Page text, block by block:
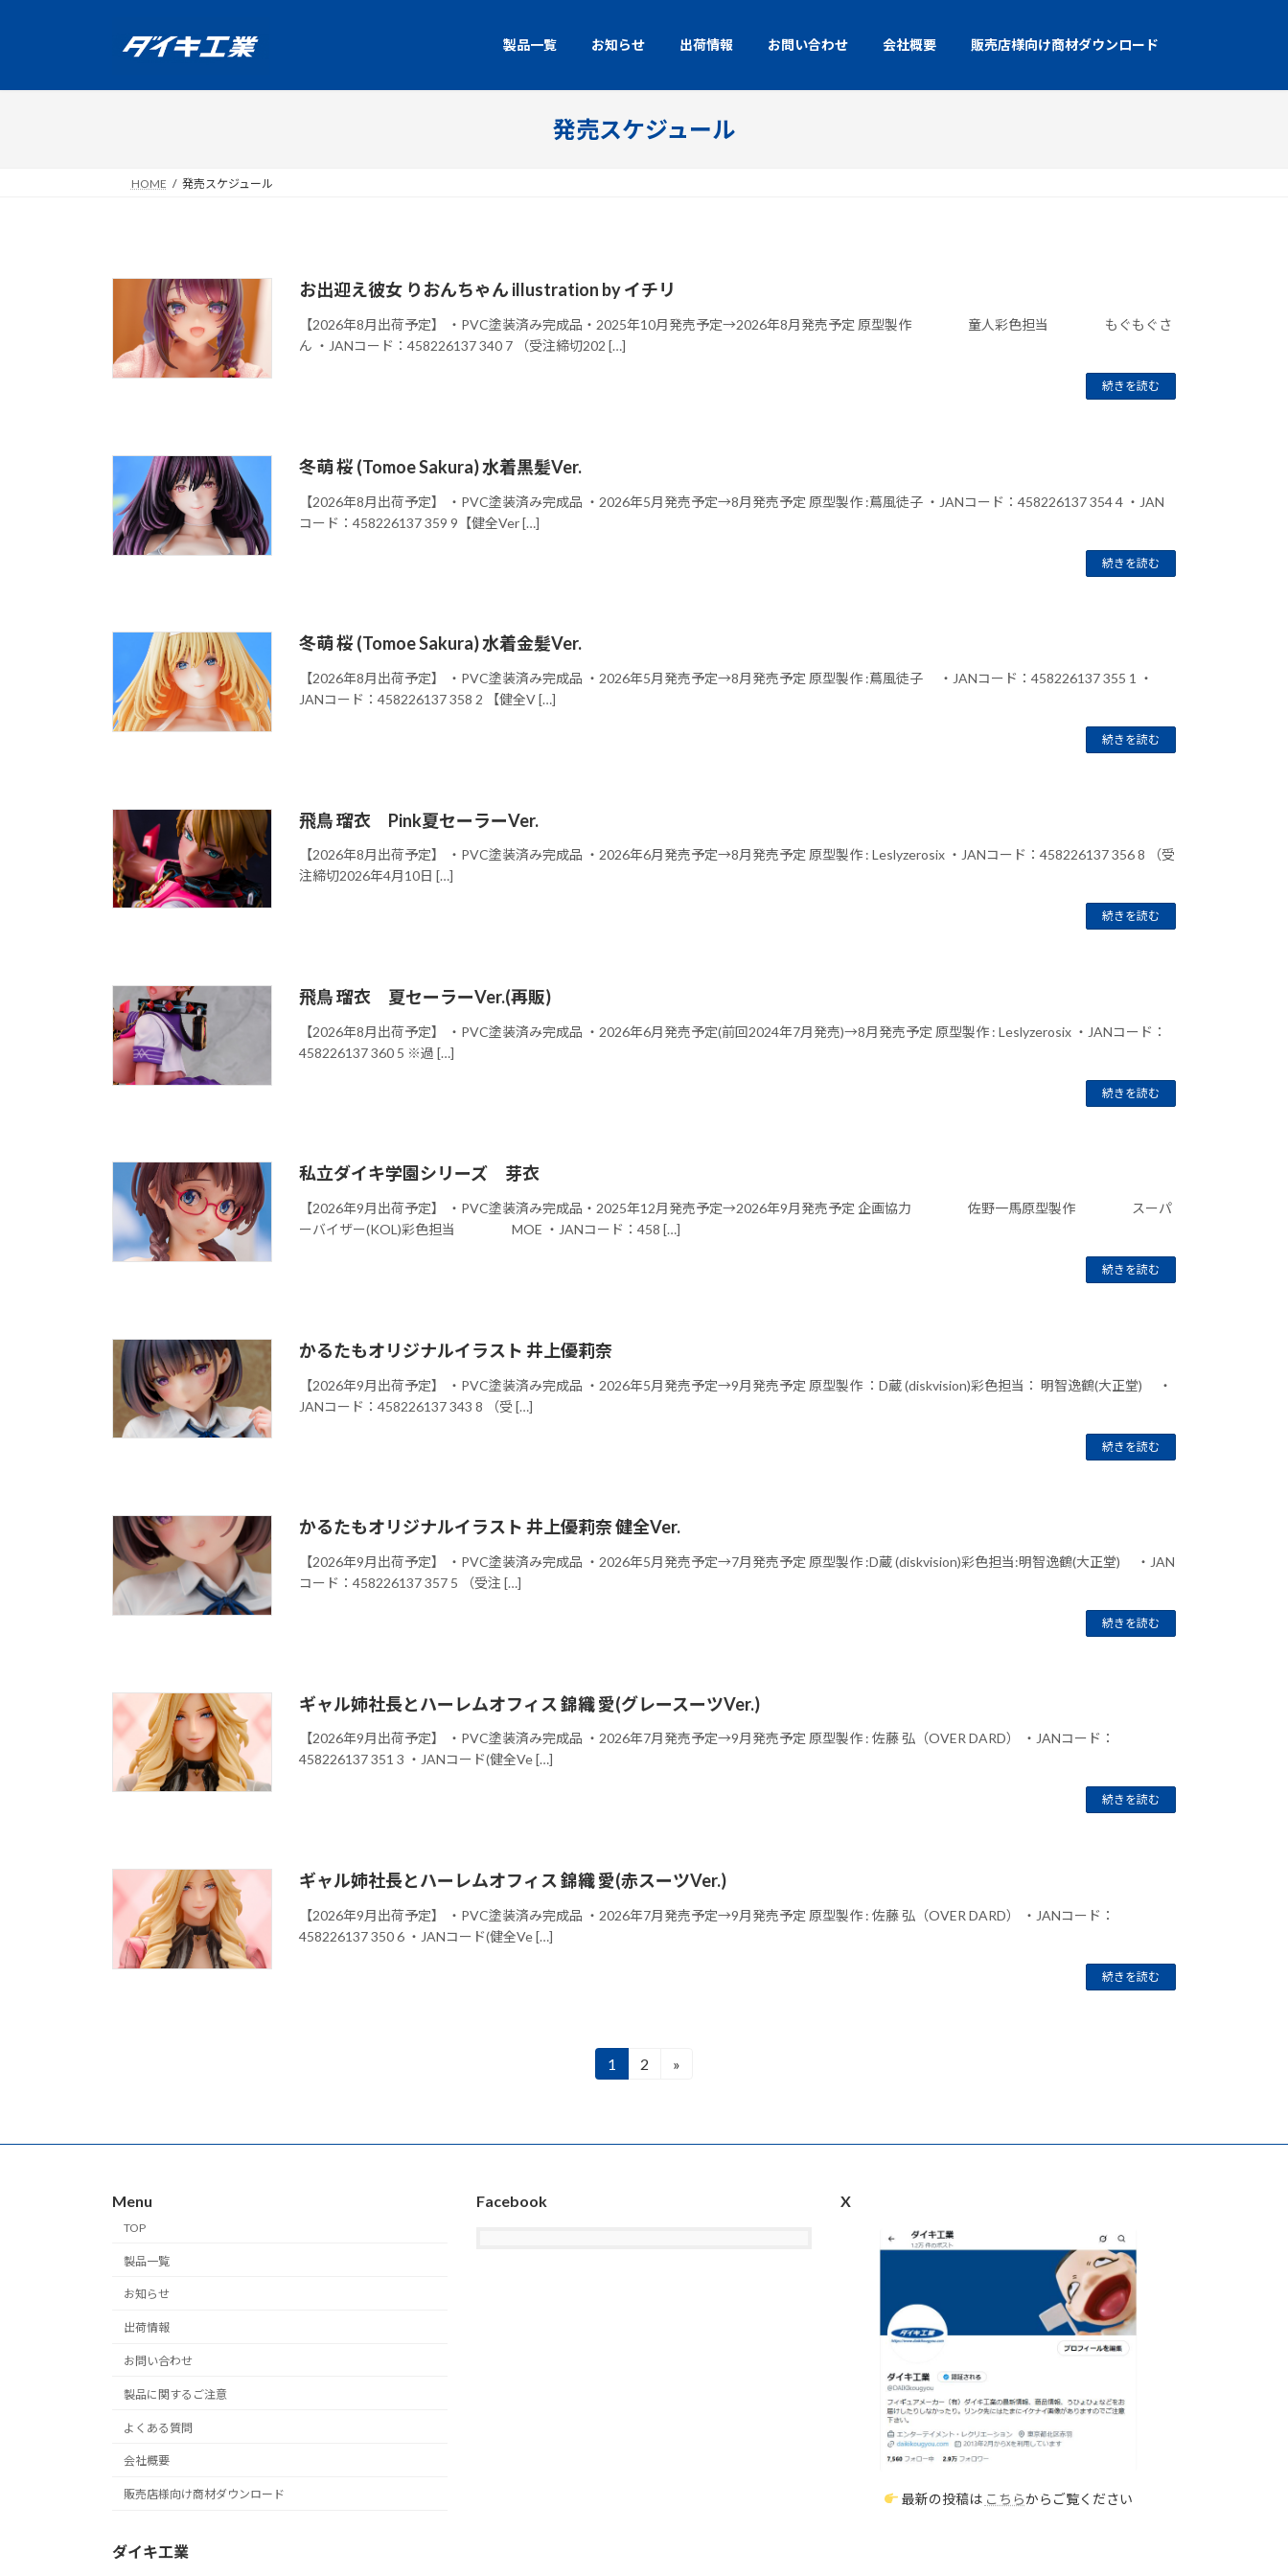
製品一覧 お知らせ 出荷情報 お問い合わせ 会社概要 販売店様向け商材ダウンロード
発売スケジュール
HOME 発売スケジュール
お出迎え彼女 りおんちゃん illustration by イチリ
【2026年8月出荷予定】 ・PVC塗装済み完成品・2025年10月発売予定→2026年8月発売予定 原型製作 童人彩色担当 もぐもぐさ
ん ・JANコード：458226137 340 7 （受注締切202 […]
続きを読む
冬萌 桜 (Tomoe Sakura) 水着黒髪Ver.
【2026年8月出荷予定】 ・PVC塗装済み完成品 ・2026年5月発売予定→8月発売予定 原型製作 :蔦風徒子 ・JANコード：458226137 354 4 ・JAN
コード：458226137 359 9【健全Ver […]
続きを読む
冬萌 桜 (Tomoe Sakura) 水着金髪Ver.
【2026年8月出荷予定】 ・PVC塗装済み完成品 ・2026年5月発売予定→8月発売予定 原型製作 :蔦風徒子 ・JANコード：458226137 355 1 ・
JANコード：458226137 358 2 【健全V […]
続きを読む
飛鳥 瑠衣 Pink夏セーラーVer.
【2026年8月出荷予定】 ・PVC塗装済み完成品 ・2026年6月発売予定→8月発売予定 原型製作 : Leslyzerosix ・JANコード：458226137 356 8 （受
注締切2026年4月10日 […]
続きを読む
飛鳥 瑠衣 夏セーラーVer.(再販)
【2026年8月出荷予定】 ・PVC塗装済み完成品 ・2026年6月発売予定(前回2024年7月発売)→8月発売予定 原型製作 : Leslyzerosix ・JANコード：
458226137 360 5 ※過 […]
続きを読む
私立ダイキ学園シリーズ 芽衣
【2026年9月出荷予定】 ・PVC塗装済み完成品・2025年12月発売予定→2026年9月発売予定 企画協力 佐野一馬原型製作 スーパ
ーバイザー(KOL)彩色担当 MOE ・JANコード：458 […]
続きを読む
かるたもオリジナルイラスト 井上優莉奈
【2026年9月出荷予定】 ・PVC塗装済み完成品 ・2026年5月発売予定→9月発売予定 原型製作 ：D蔵 (diskvision)彩色担当： 明智逸鶴(大正堂) ・
JANコード：458226137 343 8 （受 […]
続きを読む
かるたもオリジナルイラスト 井上優莉奈 健全Ver.
【2026年9月出荷予定】 ・PVC塗装済み完成品 ・2026年5月発売予定→7月発売予定 原型製作 :D蔵 (diskvision)彩色担当:明智逸鶴(大正堂) ・JAN
コード：458226137 357 5 （受注 […]
続きを読む
ギャル姉社長とハーレムオフィス 錦織 愛(グレースーツVer.)
【2026年9月出荷予定】 ・PVC塗装済み完成品 ・2026年7月発売予定→9月発売予定 原型製作 : 佐藤 弘（OVER DARD） ・JANコード：
458226137 351 3 ・JANコード(健全Ve […]
続きを読む
ギャル姉社長とハーレムオフィス 錦織 愛(赤スーツVer.)
【2026年9月出荷予定】 ・PVC塗装済み完成品 ・2026年7月発売予定→9月発売予定 原型製作 : 佐藤 弘（OVER DARD） ・JANコード：
458226137 350 6 ・JANコード(健全Ve […]
続きを読む
の
ー
ジ
送
り
固
1
固
2 »
Menu
TOP
製品一覧
お知らせ
出荷情報
お問い合わせ
製品に関するご注意
よくある質問
会社概要
販売店様向け商材ダウンロード
ダイキ工業
Facebook X
最新の投稿は こちらからご覧ください